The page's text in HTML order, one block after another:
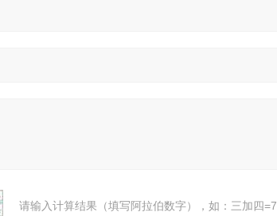
请输入计算结果（填写阿拉伯数字），如：三加四=7